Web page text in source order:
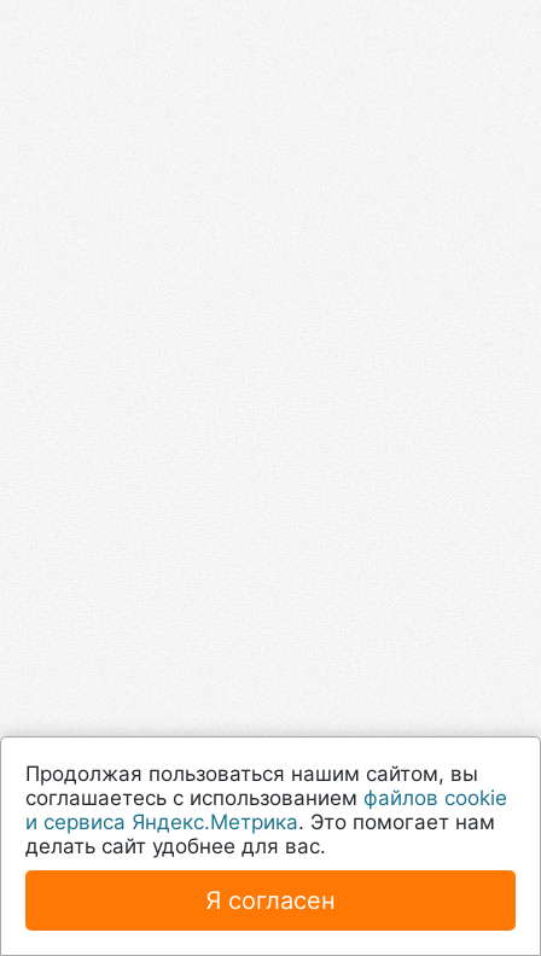
Продолжая пользоваться нашим сайтом, вы
соглашаетесь с использованием файлов cookie
и сервиса Яндекс.Метрика. Это помогает нам
делать сайт удобнее для вас.
Я согласен